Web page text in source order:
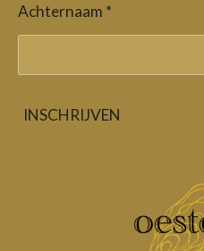
Achternaam *
INSCHRIJVEN